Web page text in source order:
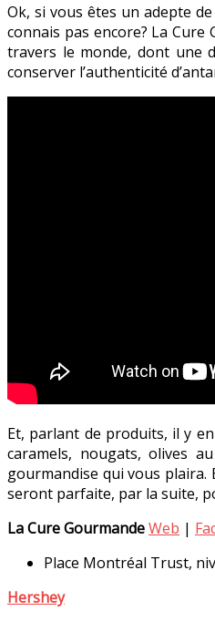
Ok, si vous êtes un adepte
connais pas encore? La
travers le monde, dont une
conserver l’authenticité
Et, parlant de produits, il y
caramels, nougats, olives
gourmandise qui vous plaira.
seront parfaite, par la suite,
La Cure GourmandeWeb |
Place Montréal Trust,
Hershey